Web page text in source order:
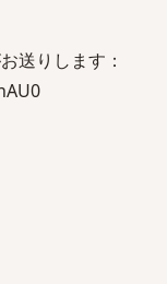
送りします：